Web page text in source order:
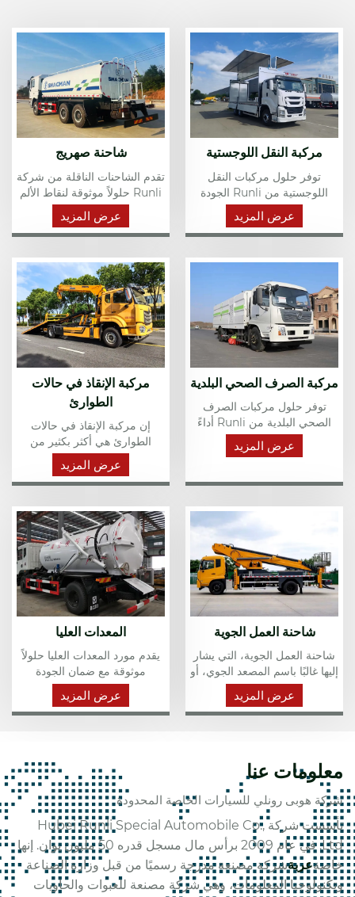
مركبة النقل اللوجستية
توفر حلول مركبات النقل
اللوجستية من Runli الجودة
والتسليم السريع والتخصيص
لمعالجة المشكلات الشائعة مثل
الأداء غير المستقر والمهل
الزمنية الطويلة.
عرض المزيد
شاحنة صهريج
تقدم الشاحنات الناقلة من شركة
Runli حلولاً موثوقة لنقاط الألم
الشائعة مثل الجودة غير المتسقة
وفترات التسليم الطويلة. جاهز
للتسليم السريع؟ اتصل بنا الآن.
عرض المزيد
مركبة الصرف الصحي البلدية
توفر حلول مركبات الصرف
الصحي البلدية من Runli أداءً
موثوقًا وتسليمًا سريعًا. نحن نقدم
تصميمات مخصصة لتلبية
معدات متينة وسهلة الصيانة.
عرض المزيد
مركبة الإنقاذ في حالات
الطوارئ
إن مركبة الإنقاذ في حالات
الطوارئ هي أكثر بكثير من
مجرد وسيلة نقل؛ إنه مركز
قيادة متنقل، ومنشأة طبية
مجهزة بالكامل، ومركز
تكنولوجي مصمم لتقديم استجابة
سريعة وفعالة.
عرض المزيد
شاحنة العمل الجوية
شاحنة العمل الجوية، التي يشار
إليها غالبًا باسم المصعد الجوي، أو
شاحنة الدلو، أو منتقي الكرز،
هي مركبة متخصصة مصممة
لتوفير وصول مؤقت ومرتفع إلى
عرض المزيد
المعدات العليا
يقدم مورد المعدات العليا حلولاً
موثوقة مع ضمان الجودة
والتسليم السريع. يوفر Runli
خيارات مخصصة لتلبية احتياجاتك
الخاصة.
عرض المزيد
معلومات عنا
شركة هوبى رونلي للسيارات الخاصة المحدودة
تأسست شركة Hubei Runli Special Automobile Co.,
Ltd. في عام 2009 برأس مال مسجل قدره 50 مليون يوان. إنها
خاصةعربةشركة مصنعة مدرجة رسميًا من قبل وزارة الصناعة
وتكنولوجيا المعلومات، وهي شركة مصنعة للعبوات والحاويات